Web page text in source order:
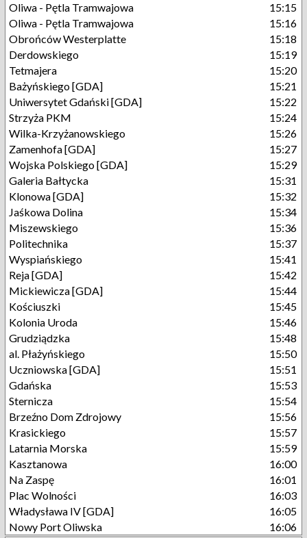
Oliwa - Pętla Tramwajowa
15:15
Oliwa - Pętla Tramwajowa
15:16
Obrońców Westerplatte
15:18
Derdowskiego
15:19
Tetmajera
15:20
Bażyńskiego [GDA]
15:21
Uniwersytet Gdański [GDA]
15:22
Strzyża PKM
15:24
Wilka-Krzyżanowskiego
15:26
Zamenhofa [GDA]
15:27
Wojska Polskiego [GDA]
15:29
Galeria Bałtycka
15:31
Klonowa [GDA]
15:32
Jaśkowa Dolina
15:34
Miszewskiego
15:36
Politechnika
15:37
Wyspiańskiego
15:41
Reja [GDA]
15:42
Mickiewicza [GDA]
15:44
Kościuszki
15:45
Kolonia Uroda
15:46
Grudziądzka
15:48
al. Płażyńskiego
15:50
Uczniowska [GDA]
15:51
Gdańska
15:53
Sternicza
15:54
Brzeźno Dom Zdrojowy
15:56
Krasickiego
15:57
Latarnia Morska
15:59
Kasztanowa
16:00
Na Zaspę
16:01
Plac Wolności
16:03
Władysława IV [GDA]
16:05
Nowy Port Oliwska
16:06